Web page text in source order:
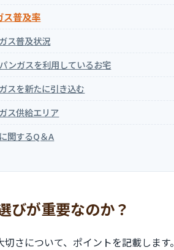
ス普及率
ス普及状況
ンガスを利用しているお宅
スを新たに引き込む
ス供給エリア
関するQ＆A
びが重要なのか？
さについて、ポイントを記載します。